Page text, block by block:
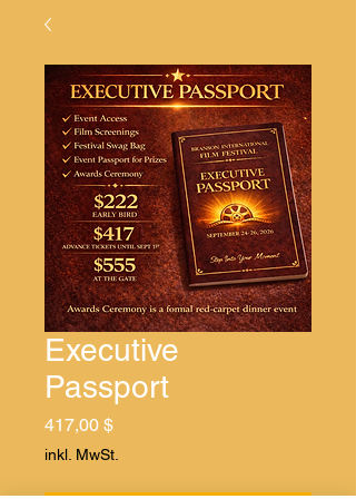
Executive
Passport
417,00 $Preis
inkl. MwSt.